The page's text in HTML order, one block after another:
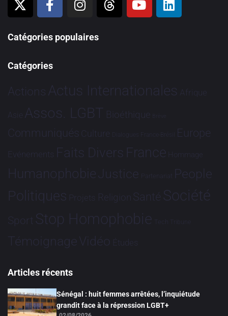
Catégories populaires
Catégories
Actions Actus Internationales Afrique
Asie Assos. LGBT Bioéthique Brève
Communiqués Culture Dialogues France-Brésil Europe
Evénements Faits Divers France Hommage
HumanophobieJustice Partenariat People
Politiques Projets Religion Santé Société
Sport Stop Homophobie Tech Tribune
TémoignageVidéo Études
Articles récents
Sénégal : huit femmes arrêtées, l’inquiétude
grandit face à la répression LGBT+